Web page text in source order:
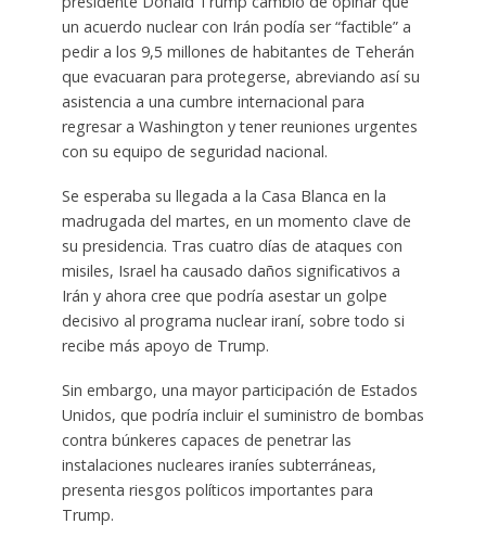
un acuerdo nuclear con Irán podía ser “factible” a
pedir a los 9,5 millones de habitantes de Teherán
que evacuaran para protegerse, abreviando así su
asistencia a una cumbre internacional para
regresar a Washington y tener reuniones urgentes
con su equipo de seguridad nacional.
Se esperaba su llegada a la Casa Blanca en la
madrugada del martes, en un momento clave de
su presidencia. Tras cuatro días de ataques con
misiles, Israel ha causado daños significativos a
Irán y ahora cree que podría asestar un golpe
decisivo al programa nuclear iraní, sobre todo si
recibe más apoyo de Trump.
Sin embargo, una mayor participación de Estados
Unidos, que podría incluir el suministro de bombas
contra búnkeres capaces de penetrar las
instalaciones nucleares iraníes subterráneas,
presenta riesgos políticos importantes para
Trump.